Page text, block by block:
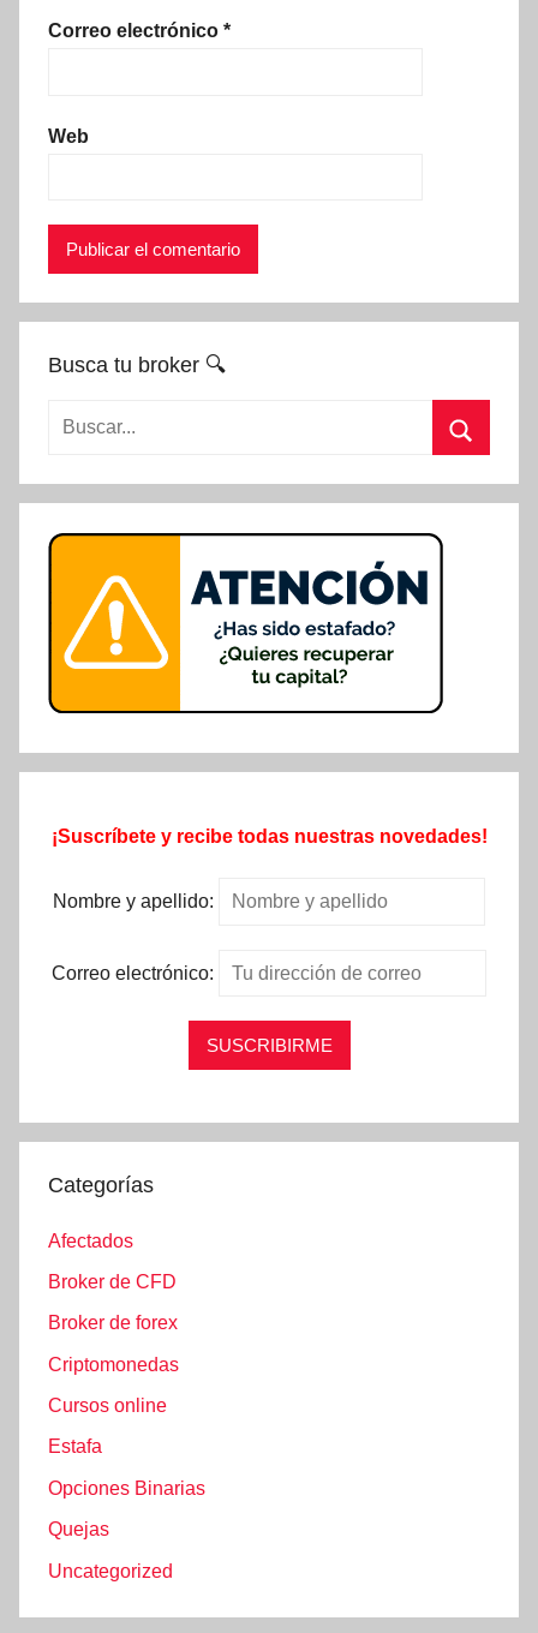
Correo electrónico *
Web
Busca tu broker 🔍
Buscar:
¡Suscríbete y recibe todas nuestras novedades!
Nombre y apellido:
Correo electrónico:
Categorías
Afectados
Broker de CFD
Broker de forex
Criptomonedas
Cursos online
Estafa
Opciones Binarias
Quejas
Uncategorized